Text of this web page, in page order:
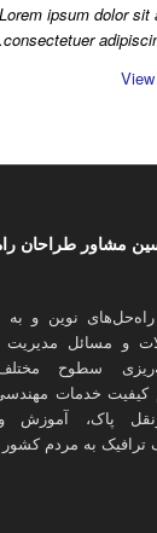
Lorem ipsum dolor sit
consectetuer
مشاور طراحان
راه‌حل‌های نوین و به
و مسائل
سطوح
کیفیت خدمات
پاک، آموزش و
ترافیک به مردم کشور